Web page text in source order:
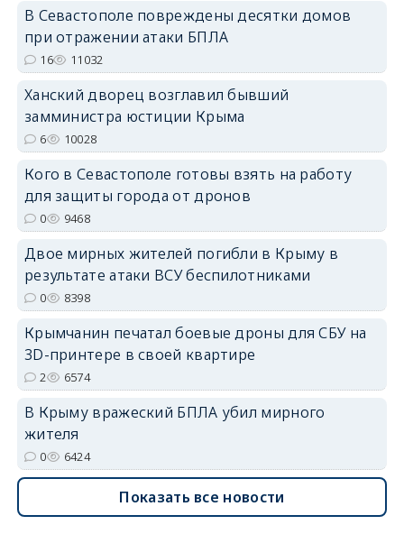
erid: 2SDnjdPjgYS
В Севастополе повреждены десятки домов
при отражении атаки БПЛА
16 11032
Ханский дворец возглавил бывший
замминистра юстиции Крыма
6 10028
Кого в Севастополе готовы взять на работу
для защиты города от дронов
0 9468
Двое мирных жителей погибли в Крыму в
результате атаки ВСУ беспилотниками
0 8398
Крымчанин печатал боевые дроны для СБУ на
3D-принтере в своей квартире
2 6574
В Крыму вражеский БПЛА убил мирного
жителя
0 6424
Показать все новости